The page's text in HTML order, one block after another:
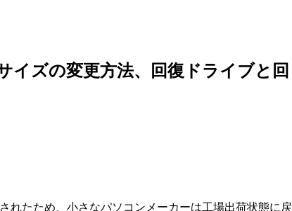
イズの変更方法、回復ドライブと回
れたため、小さなパソコンメーカーは工場出荷状態に戻